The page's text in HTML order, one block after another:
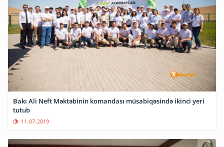
Bakı Ali Neft Məktəbinin komandası müsabiqəsində ikinci yeri
tutub
11-07-2019